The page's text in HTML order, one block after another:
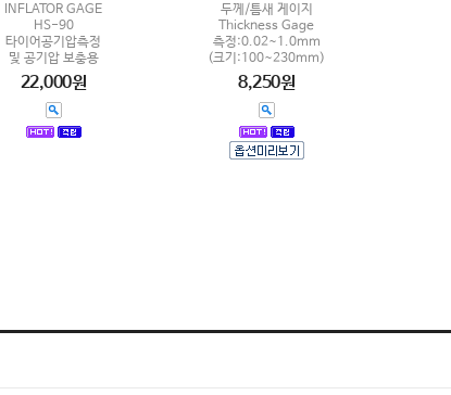
INFLATOR GAGE
HS-90
타이어공기압측정
및 공기압 보충용
22,000원
두께/틈새 게이지
Thickness Gage
측정:0.02~1.0mm
(크기:100~230mm)
8,250원